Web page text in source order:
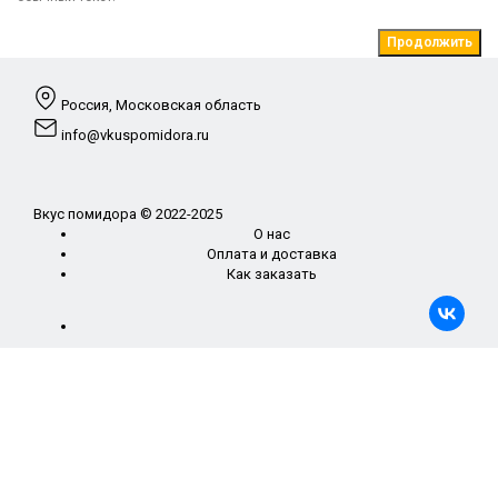
Продолжить
Россия, Московская область
info@vkuspomidora.ru
Вкус помидора © 2022-2025
О нас
Оплата и доставка
Как заказать